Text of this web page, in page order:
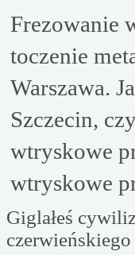
Frezowanie
toczenie
Warszawa.
Szczecin,
wtryskowe
wtryskowe
Giglałeś